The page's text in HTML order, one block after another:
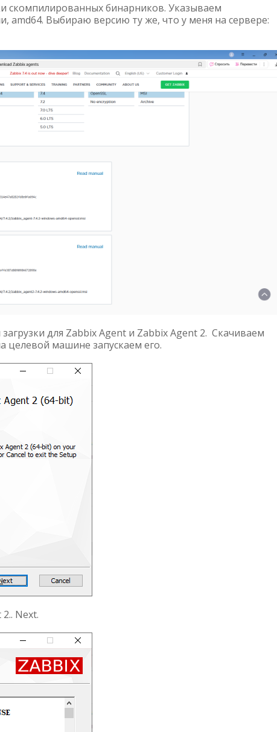
скомпилированных бинарников. Указываем
amd64. Выбираю версию ту же, что у меня на сервере:
для Zabbix Agent и Zabbix Agent 2. Скачиваем
целевой машине запускаем его.
Next.